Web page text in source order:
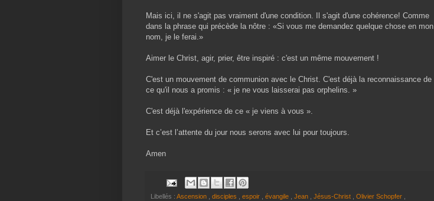
Mais ici, il ne s'agit pas vraiment d'une condition. Il s'agit d'une cohérence! Comme
dans la phrase qui précède la nôtre : «Si vous me demandez quelque chose en mon
nom, je le ferai.»
Aimer le Christ, agir, prier, être inspiré : c'est un même mouvement !
C'est un mouvement de communion avec le Christ. C'est déjà la reconnaissance de
ce qu'il nous a promis : « je ne vous laisserai pas orphelins. »
C'est déjà l'expérience de ce « je viens à vous ».
Et c’est l’attente du jour nous serons avec lui pour toujours.
Amen
Libellés : Ascension , disciples , espoir , évangile , Jean , Jésus-Christ , Olivier Schopfer ,